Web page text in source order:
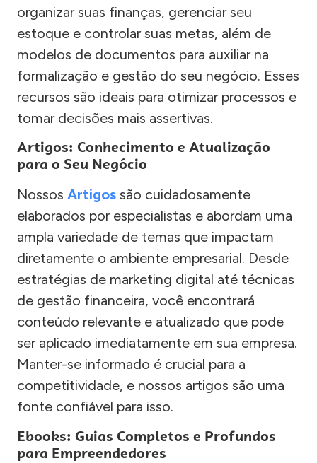
organizar suas finanças, gerenciar seu
estoque e controlar suas metas, além de
modelos de documentos para auxiliar na
formalização e gestão do seu negócio. Esses
recursos são ideais para otimizar processos e
tomar decisões mais assertivas.
Artigos: Conhecimento e Atualização
para o Seu Negócio
Nossos Artigos são cuidadosamente
elaborados por especialistas e abordam uma
ampla variedade de temas que impactam
diretamente o ambiente empresarial. Desde
estratégias de marketing digital até técnicas
de gestão financeira, você encontrará
conteúdo relevante e atualizado que pode
ser aplicado imediatamente em sua empresa.
Manter-se informado é crucial para a
competitividade, e nossos artigos são uma
fonte confiável para isso.
Ebooks: Guias Completos e Profundos
para Empreendedores